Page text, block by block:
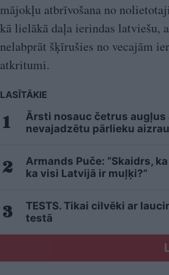
mājokļu atbrīvošana no
kā lielākā daļa ierindas
nelabprāt šķīrušies no vecajām
atkritumi.
LASĪTĀKIE
Ārsti nosauc četrus augļus
nevajadzētu pārlieku
Armands Puče: “Skaidrs,
ka visi Latvijā ir muļķi?”
TESTS. Tikai cilvēki ar
testā